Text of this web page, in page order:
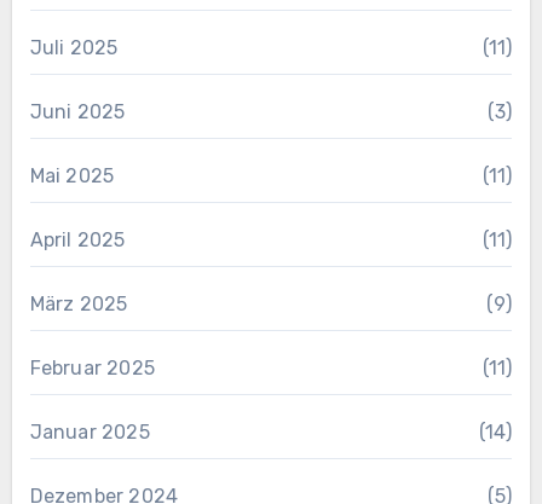
Juli 2025 (11)
Juni 2025 (3)
Mai 2025 (11)
April 2025 (11)
März 2025 (9)
Februar 2025 (11)
Januar 2025 (14)
Dezember 2024 (5)